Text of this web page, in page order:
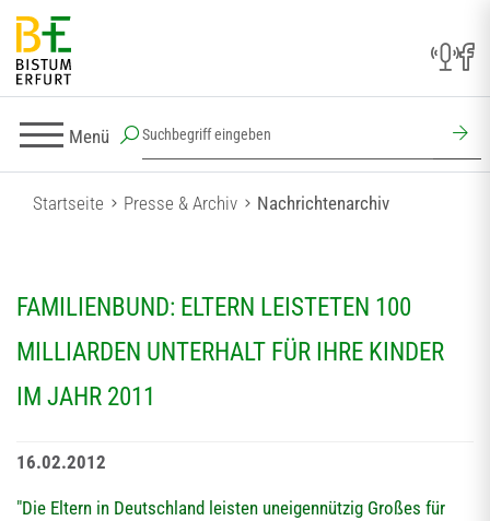
Menü
Startseite Presse & Archiv Nachrichtenarchiv
FAMILIENBUND: ELTERN LEISTETEN 100
MILLIARDEN UNTERHALT FÜR IHRE KINDER
IM JAHR 2011
16.02.2012
"Die Eltern in Deutschland leisten uneigennützig Großes für